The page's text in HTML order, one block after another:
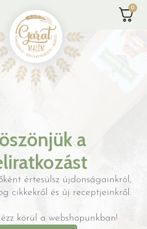
0
a
értesülsz újdonságainkról,
cikkekről és új receptjeinkről.
körül a webshopunkban!